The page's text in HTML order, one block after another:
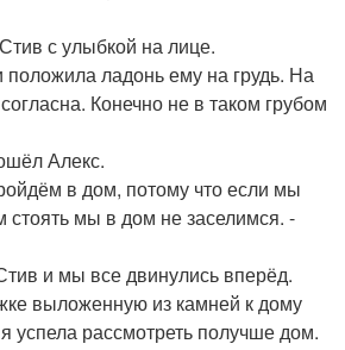
с улыбкой на лице.
положила ладонь ему на грудь. На
Конечно не в таком грубом
Алекс.
в дом, потому что если мы
стоять мы в дом не заселимся. -
и мы все двинулись вперёд.
выложенную из камней к дому
рассмотреть получше дом.